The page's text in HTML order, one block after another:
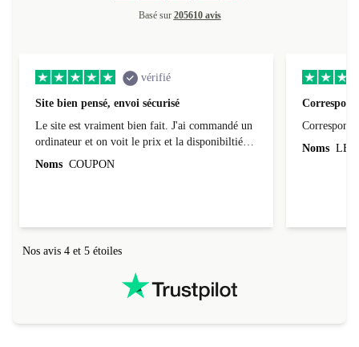
Basé sur 205610 avis
vérifié
Site bien pensé, envoi sécurisé
Le site est vraiment bien fait. J'ai commandé un
ordinateur et on voit le prix et la disponibiltié
évoluer au fil des caractéristiques choisies.
Noms COUPON
Correspond
Noms LEO
Nos avis 4 et 5 étoiles